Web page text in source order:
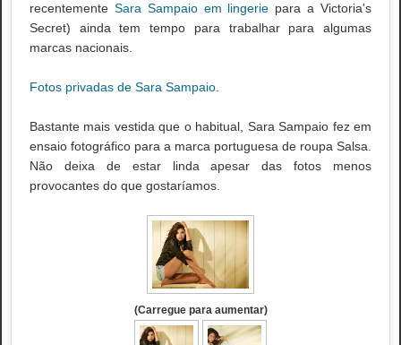
recentemente Sara Sampaio em lingerie para a Victoria's
Secret) ainda tem tempo para trabalhar para algumas
marcas nacionais.
Fotos privadas de Sara Sampaio
Bastante mais vestida que o habitual, Sara Sampaio fez em
ensaio fotográfico para a marca portuguesa de roupa Salsa.
Não deixa de estar linda apesar das fotos menos
provocantes do que gostaríamos.
(Carregue para aumentar)